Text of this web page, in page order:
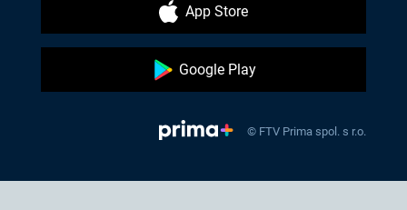
App Store
Google Play
© FTV Prima spol. s r.o.